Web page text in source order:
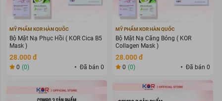
MỸ PHẨM KOR HÀN QUỐC
Bộ Mặt Nạ Phục Hồi ( KOR Cica B5
Mask )
28.000 đ
0 (0) Đã bán 0
MỸ PHẨM KOR HÀN QUỐC
Bộ Mặt Nạ Căng Bóng ( KOR
Collagen Mask )
28.000 đ
0 (0) Đã bán 0